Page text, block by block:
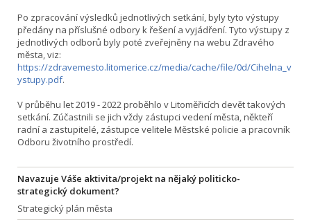
Po zpracování výsledků jednotlivých setkání, byly tyto výstupy
předány na příslušné odbory k řešení a vyjádření. Tyto výstupy z
jednotlivých odborů byly poté zveřejněny na webu Zdravého
města, viz:
https://zdravemesto.litomerice.cz/media/cache/file/0d/Cihelna_v
ystupy.pdf.
V průběhu let 2019 - 2022 proběhlo v Litoměřicích devět takových
setkání. Zúčastnili se jich vždy zástupci vedení města, někteří
radní a zastupitelé, zástupce velitele Městské policie a pracovník
Odboru životního prostředí.
Navazuje Váše aktivita/projekt na nějaký politicko-
strategický dokument?
Strategický plán města